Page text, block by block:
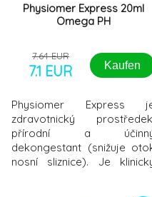
Physiomer Express 20ml
Omega PH
7.64 EUR
7.1 EUR Kaufen
Physiomer Express
zdravotnický
přírodní a
dekongestant (snižuje
nosní sliznice). Je